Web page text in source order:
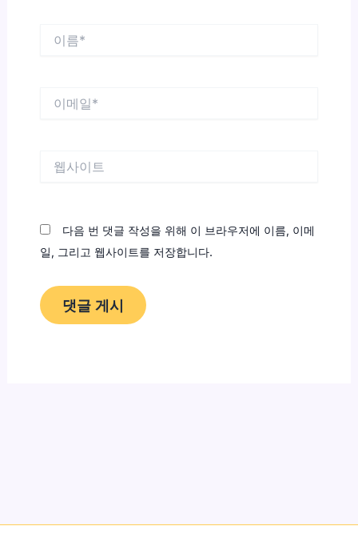
다음 번 댓글 작성을 위해 이 브라우저에 이름, 이메
일, 그리고 웹사이트를 저장합니다.